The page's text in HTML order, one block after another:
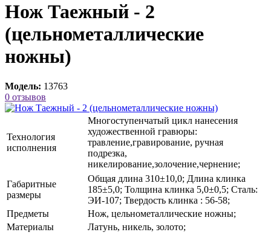
Нож Таежный - 2
(цельнометаллические
ножны)
Модель: 13763
0 отзывов
Технология
исполнения
Многоступенчатый цикл нанесения
художественной гравюры:
травление,гравирование, ручная
подрезка,
никелирование,золочение,чернение;
Габаритные
размеры
Общая длина 310±10,0; Длина клинка
185±5,0; Толщина клинка 5,0±0,5; Сталь:
ЭИ-107; Твердость клинка : 56-58;
Предметы
Нож, цельнометаллические ножны;
Материалы
Латунь, никель, золото;